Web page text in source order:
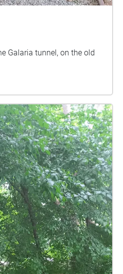
Galaria tunnel, on the old